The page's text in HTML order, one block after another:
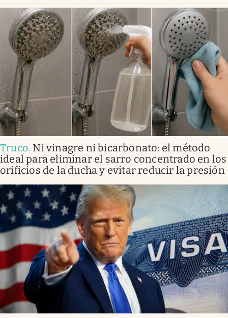
Truco. Ni vinagre ni bicarbonato: el método
ideal para eliminar el sarro concentrado en los
orificios de la ducha y evitar reducir la presión